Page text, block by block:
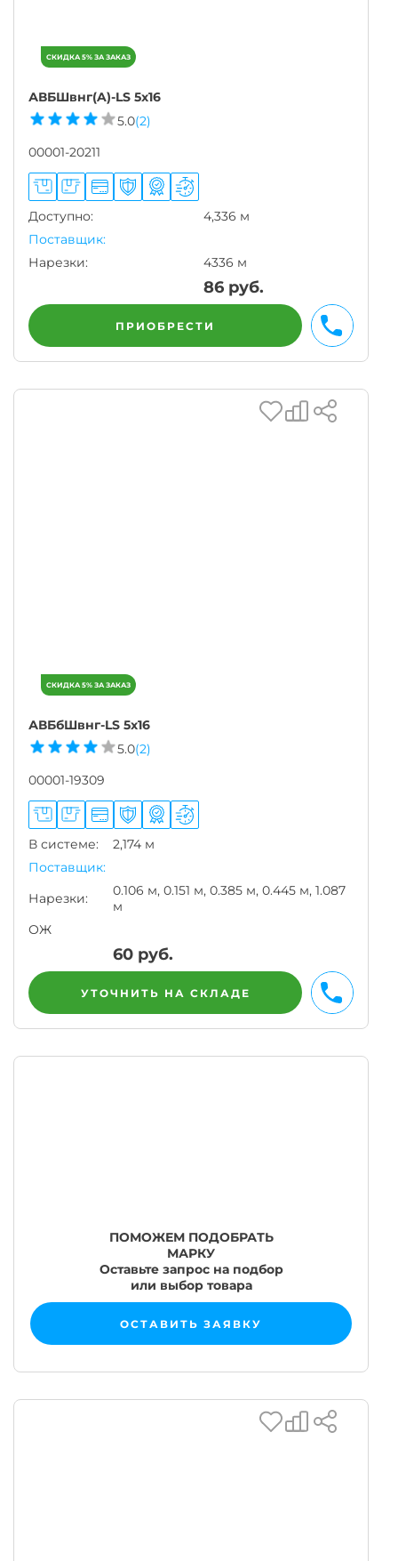
АВБШвнг(A)-LS 5х16
5.0(2)
00001-20211
Доступно:
4,336 м
Поставщик:
Нарезки:
4336 м
86руб.
ПРИОБРЕСТИ
АВБбШвнг-LS 5х16
5.0(2)
00001-19309
В системе:
2,174 м
Поставщик:
Нарезки:
0.106 м, 0.151 м, 0.385 м, 0.445 м, 1.087
м
ОЖ
60 руб.
УТОЧНИТЬ НА СКЛАДЕ
ПОМОЖЕМ ПОДОБРАТЬ
МАРКУ
Оставьте запрос на подбор
или выбор товара
ОСТАВИТЬ ЗАЯВКУ